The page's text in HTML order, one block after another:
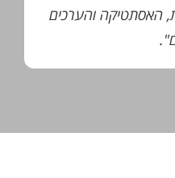
והערכים